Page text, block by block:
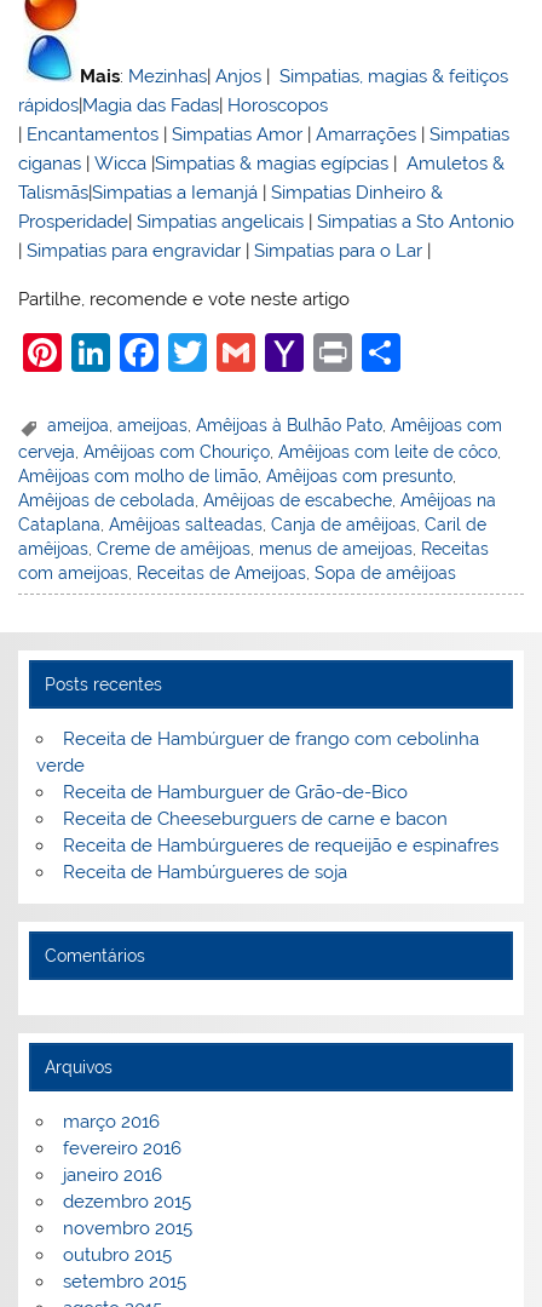
Mais: Mezinhas|Anjos |Simpatias, magias & feitiços
rápidos|Magia das Fadas| Horoscopos
| Encantamentos |Simpatias Amor |Amarrações |Simpatias
ciganas |Wicca |Simpatias & magias egípcias |Amuletos &
Talismãs|Simpatias a Iemanjá |Simpatias Dinheiro &
Prosperidade|Simpatias angelicais |Simpatias a Sto Antonio
|Simpatias para engravidar |Simpatias para o Lar |
Partilhe, recomende e vote neste artigo
Pi
er
e
st
Li
k
e
dI
n
F
c
e
b
o
o
T
itt
er
G
ai
l
Y
h
o
o
M
ai
Pr
t
ar
e
ameijoa,ameijoas,Amêijoas à Bulhão Pato,Amêijoas com
cerveja ,Amêijoas com Chouriço ,Amêijoas com leite de côco
Amêijoas com molho de limão ,Amêijoas com presunto
Amêijoas de cebolada ,Amêijoas de escabeche ,Amêijoas na
Cataplana ,Amêijoas salteadas ,Canja de amêijoas ,Caril de
amêijoas ,Creme de amêijoas menus de ameijoas Receitas
com ameijoas Receitas de Ameijoas ,Sopa de amêijoas
Posts recentes
Receita de Hambúrguer de frango com cebolinha
verde
Receita de Hamburguer de Grão-de-Bico
Receita de Cheeseburguers de carne e bacon
Receita de Hambúrgueres de requeijão e espinafres
Receita de Hambúrgueres de soja
Comentários
Arquivos
março 2016
fevereiro 2016
janeiro 2016
dezembro 2015
novembro 2015
outubro 2015
setembro 2015